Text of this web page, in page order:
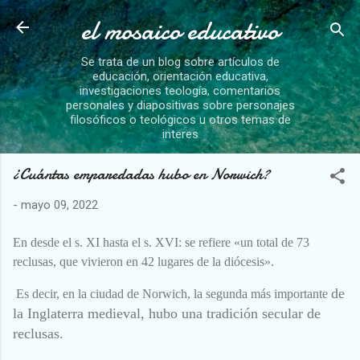
Ir al contenido principal
el mosaico educativo
Se trata de un blog sobre artículos de
educación, orientación educativa,
investigaciones teología, comentarios
personales y diapositivas sobre personajes
filosóficos o teológicos u otros temas de
interes
¿Cuántas emparedadas hubo en Norwich?
- mayo 09, 2022
En desde el s. XI hasta el s. XVI: se refiere «un total de 73
reclusas, que vivieron en 42 lugares de la diócesis».
Es decir, en la ciudad de Norwich, la segunda más importante de
la Inglaterra medieval, hubo una tradición secular de
reclusas.